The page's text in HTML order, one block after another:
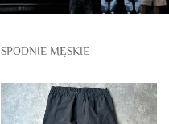
SPODNIE MĘSKIE